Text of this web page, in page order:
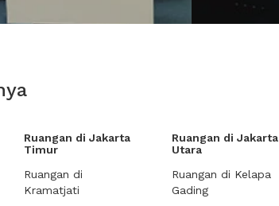
Ruangan di Jakarta
Timur
Ruangan di
Kramatjati
Ruangan di Jakarta
Utara
Ruangan di Kelapa
Gading